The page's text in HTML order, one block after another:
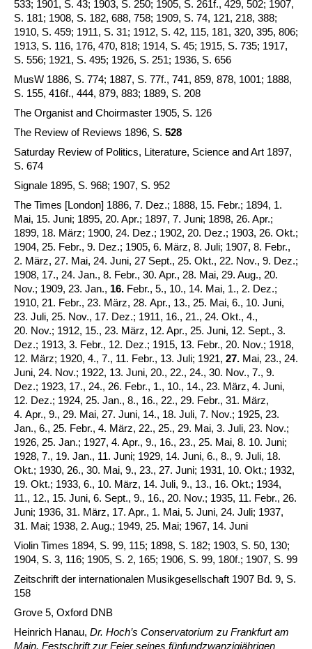
533; 1901, S. 43; 1903, S. 250; 1905, S. 261f., 429, 502; 1907,
S. 181; 1908, S. 182, 688, 758; 1909, S. 74, 121, 218, 388;
1910, S. 459; 1911, S. 31; 1912, S. 42, 115, 181, 320, 395, 806;
1913, S. 116, 176, 470, 818; 1914, S. 45; 1915, S. 735; 1917,
S. 556; 1921, S. 495; 1926, S. 251; 1936, S. 656
MusW 1886, S. 774; 1887, S. 77f., 741, 859, 878, 1001; 1888,
S. 155, 416f., 444, 879, 883; 1889, S. 208
The Organist and Choirmaster 1905, S. 126
The Review of Reviews 1896, S. 528
Saturday Review of Politics, Literature, Science and Art 1897,
S. 674
Signale 1895, S. 968; 1907, S. 952
The Times [London] 1886, 7. Dez.; 1888, 15. Febr.; 1894, 1.
Mai, 15. Juni; 1895, 20. Apr.; 1897, 7. Juni; 1898, 26. Apr.;
1899, 18. März; 1900, 24. Dez.; 1902, 20. Dez.; 1903, 26. Okt.;
1904, 25. Febr., 9. Dez.; 1905, 6. März, 8. Juli; 1907, 8. Febr.,
2. März, 27. Mai, 24. Juni, 27 Sept., 25. Okt., 22. Nov., 9. Dez.;
1908, 17., 24. Jan., 8. Febr., 30. Apr., 28. Mai, 29. Aug., 20.
Nov.; 1909, 23. Jan., 16. Febr., 5., 10., 14. Mai, 1., 2. Dez.;
1910, 21. Febr., 23. März, 28. Apr., 13., 25. Mai, 6., 10. Juni,
23. Juli, 25. Nov., 17. Dez.; 1911, 16., 21., 24. Okt., 4.,
20. Nov.; 1912, 15., 23. März, 12. Apr., 25. Juni, 12. Sept., 3.
Dez.; 1913, 3. Febr., 12. Dez.; 1915, 13. Febr., 20. Nov.; 1918,
12. März; 1920, 4., 7., 11. Febr., 13. Juli; 1921, 27. Mai, 23., 24.
Juni, 24. Nov.; 1922, 13. Juni, 20., 22., 24., 30. Nov., 7., 9.
Dez.; 1923, 17., 24., 26. Febr., 1., 10., 14., 23. März, 4. Juni,
12. Dez.; 1924, 25. Jan., 8., 16., 22., 29. Febr., 31. März,
4. Apr., 9., 29. Mai, 27. Juni, 14., 18. Juli, 7. Nov.; 1925, 23.
Jan., 6., 25. Febr., 4. März, 22., 25., 29. Mai, 3. Juli, 23. Nov.;
1926, 25. Jan.; 1927, 4. Apr., 9., 16., 23., 25. Mai, 8. 10. Juni;
1928, 7., 19. Jan., 11. Juni; 1929, 14. Juni, 6., 8., 9. Juli, 18.
Okt.; 1930, 26., 30. Mai, 9., 23., 27. Juni; 1931, 10. Okt.; 1932,
19. Okt.; 1933, 6., 10. März, 14. Juli, 9., 13., 16. Okt.; 1934,
11., 12., 15. Juni, 6. Sept., 9., 16., 20. Nov.; 1935, 11. Febr., 26.
Juni; 1936, 31. März, 17. Apr., 1. Mai, 5. Juni, 24. Juli; 1937,
31. Mai; 1938, 2. Aug.; 1949, 25. Mai; 1967, 14. Juni
Violin Times 1894, S. 99, 115; 1898, S. 182; 1903, S. 50, 130;
1904, S. 3, 116; 1905, S. 2, 165; 1906, S. 99, 180f.; 1907, S. 99
Zeitschrift der internationalen Musikgesellschaft 1907 Bd. 9, S.
158
Grove 5, Oxford DNB
Heinrich Hanau, Dr. Hoch’s Conservatorium zu Frankfurt am
Main. Festschrift zur Feier seines fünfundzwanzigjährigen